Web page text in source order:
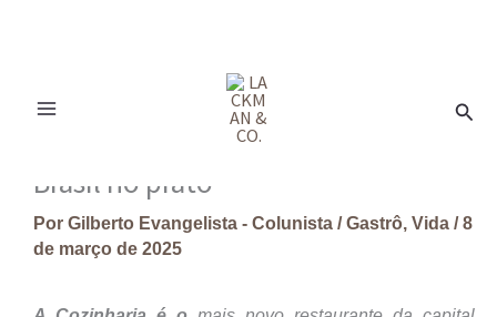
Brasil no prato
Por Gilberto Evangelista - Colunista /Gastrô, Vida /8
de março de 2025